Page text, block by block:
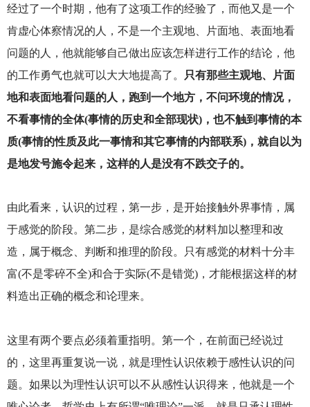
经过了一个时期，他有了这项工作的经验了，而他又是一个
肯虚心体察情况的人，不是一个主观地、片面地、表面地看
问题的人，他就能够自己做出应该怎样进行工作的结论，他
的工作勇气也就可以大大地提高了。
只有那些主观地、片面
地和表面地看问题的人，跑到一个地方，不问环境的情况，
不看事情的全体(事情的历史和全部现状)，也不触到事情的本
质(事情的性质及此一事情和其它事情的内部联系)，就自以为
是地发号施令起来，这样的人是没有不跌交子的。
由此看来，认识的过程，第一步，是开始接触外界事情，属
于感觉的阶段。第二步，是综合感觉的材料加以整理和改
造，属于概念、判断和推理的阶段。只有感觉的材料十分丰
富(不是零碎不全)和合于实际(不是错觉)，才能根据这样的材
料造出正确的概念和论理来。
这里有两个要点必须着重指明。第一个，在前面已经说过
的，这里再重复说一说，就是理性认识依赖于感性认识的问
题。如果以为理性认识可以不从感性认识得来，他就是一个